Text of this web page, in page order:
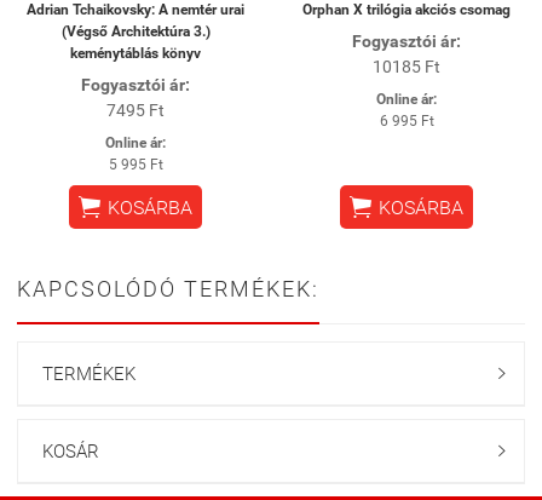
Adrian Tchaikovsky: A nemtér urai
(Végső Architektúra 3.)
keménytáblás könyv
Fogyasztói ár:
7495 Ft
Online ár:
5 995 Ft
 KOSÁRBA
Orphan X trilógia akciós csomag
Fogyasztói ár:
10185 Ft
Online ár:
6 995 Ft
 KOSÁRBA
KAPCSOLÓDÓ TERMÉKEK:
TERMÉKEK 
KOSÁR 